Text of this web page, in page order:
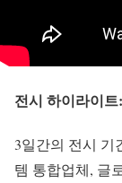
전시 하이라이
3일간의 전시 기
템 통합업체, 글